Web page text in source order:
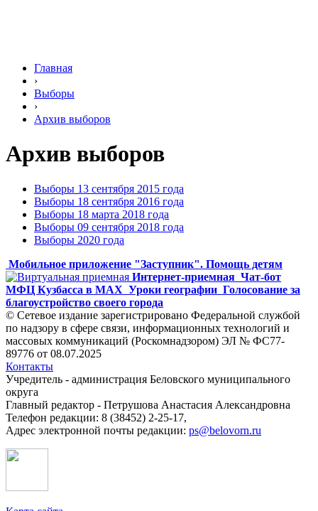
Главная
›
Выборы
›
Архив выборов
Архив выборов
Выборы 13 сентября 2015 года
Выборы 18 сентября 2016 года
Выборы 18 марта 2018 года
Выборы 09 сентября 2018 года
Выборы 2020 года
Мобильное приложение "Заступник". Помощь детям
Интернет-приемная Чат-бот
МФЦ Кузбасса в MAX Уроки географии Голосование за
благоустройство своего города
© Сетевое издание зарегистрировано Федеральной службой
по надзору в сфере связи, информационных технологий и
массовых коммуникаций (Роскомнадзором) ЭЛ № ФС77-
89776 от 08.07.2025
Контакты
Учредитель - администрация Беловского муниципального
округа
Главный редактор - Петрушова Анастасия Александровна
Телефон редакции: 8 (38452) 2-25-17,
Адрес электронной почты редакции: ps@belovorn.ru